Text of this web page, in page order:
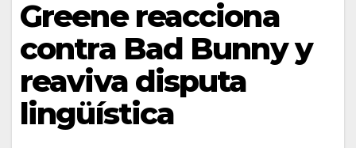
Greene reacciona
contra Bad Bunny y
reaviva disputa
lingüística